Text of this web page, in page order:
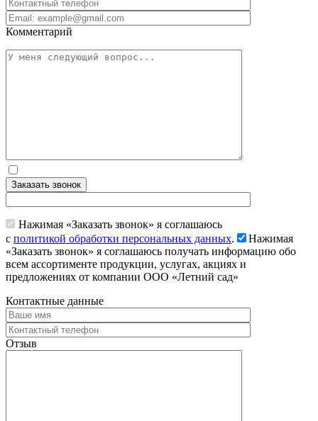
Комментарий
Заказать звонок
Нажимая «Заказать звонок» я соглашаюсь
с политикой обработки персональных данных.
Нажимая
«Заказать звонок» я соглашаюсь получать информацию обо
всем ассортименте продукции, услугах, акциях и
предложениях от компании ООО «Летний сад»
Контактные данные
Отзыв